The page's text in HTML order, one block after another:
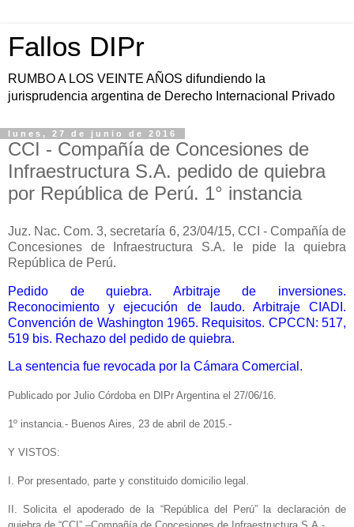
Fallos DIPr
RUMBO A LOS VEINTE AÑOS difundiendo la
jurisprudencia argentina de Derecho Internacional Privado
lunes, 27 de junio de 2016
CCI - Compañía de Concesiones de
Infraestructura S.A. pedido de quiebra
por República de Perú. 1° instancia
Juz. Nac. Com. 3, secretaría 6, 23/04/15, CCI - Compañía de
Concesiones de Infraestructura S.A. le pide la quiebra
República de Perú.
Pedido de quiebra. Arbitraje de inversiones.
Reconocimiento y ejecución de laudo. Arbitraje CIADI.
Convención de Washington 1965. Requisitos. CPCCN: 517,
519 bis. Rechazo del pedido de quiebra.
La sentencia fue revocada por la Cámara Comercial.
Publicado por Julio Córdoba en DIPr Argentina el 27/06/16.
1º instancia.- Buenos Aires, 23 de abril de 2015.-
Y VISTOS:
I. Por presentado, parte y constituido domicilio legal.
II. Solicita el apoderado de la “República del Perú” la declaración de